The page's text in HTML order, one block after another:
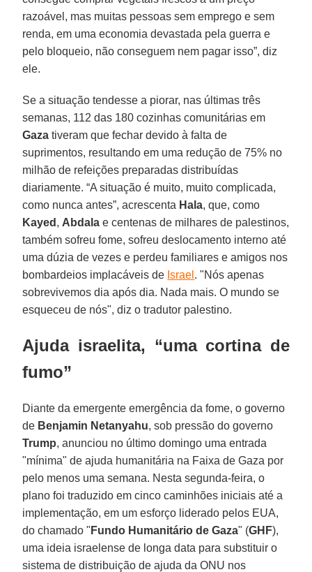
razoável, mas muitas pessoas sem emprego e sem
renda, em uma economia devastada pela guerra e
pelo bloqueio, não conseguem nem pagar isso”, diz
ele.
Se a situação tendesse a piorar, nas últimas três
semanas, 112 das 180 cozinhas comunitárias em
Gaza tiveram que fechar devido à falta de
suprimentos, resultando em uma redução de 75% no
milhão de refeições preparadas distribuídas
diariamente. “A situação é muito, muito complicada,
como nunca antes”, acrescenta Hala, que, como
Kayed , Abdala e centenas de milhares de palestinos,
também sofreu fome, sofreu deslocamento interno até
uma dúzia de vezes e perdeu familiares e amigos nos
bombardeios implacáveis ​​de Israel . "Nós apenas
sobrevivemos dia após dia. Nada mais. O mundo se
esqueceu de nós", diz o tradutor palestino.
Ajuda israelita, “uma cortina de
fumo”
Diante da emergente emergência da fome, o governo
de Benjamin Netanyahu, sob pressão do governo
Trump, anunciou no último domingo uma entrada
"mínima" de ajuda humanitária na Faixa de Gaza por
pelo menos uma semana. Nesta segunda-feira, o
plano foi traduzido em cinco caminhões iniciais até a
implementação, em um esforço liderado pelos EUA,
do chamado " Fundo Humanitário de Gaza" (GHF),
uma ideia israelense de longa data para substituir o
sistema de distribuição de ajuda da ONU nos